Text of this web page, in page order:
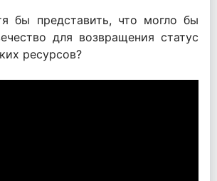
бы представить, что могло бы
для возвращения статус
ресурсов?